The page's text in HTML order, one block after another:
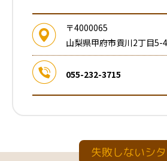
〒4000065
山梨県甲府市貢川2丁目5-
055-232-3715
失敗しないシ